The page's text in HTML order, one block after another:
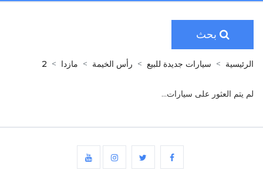
بحث
الرئيسية سيارات جديدة للبيع رأس الخيمة مازدا 2
لم يتم العثور على سيارات...